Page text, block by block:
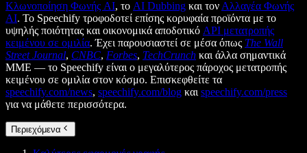
Κλωνοποίηση Φωνής AI, το AI Dubbing και τον Αλλαγέα Φωνής
AI. Το Speechify τροφοδοτεί επίσης κορυφαία προϊόντα με το
υψηλής ποιότητας και οικονομικά αποδοτικό API μετατροπής
κειμένου σε ομιλία. Έχει παρουσιαστεί σε μέσα όπως The Wall
Street Journal, CNBC, Forbes, TechCrunch και άλλα σημαντικά
ΜΜΕ — το Speechify είναι ο μεγαλύτερος πάροχος μετατροπής
κειμένου σε ομιλία στον κόσμο. Επισκεφθείτε τα
speechify.com/news, speechify.com/blog και speechify.com/press
για να μάθετε περισσότερα.
Περιεχόμενα